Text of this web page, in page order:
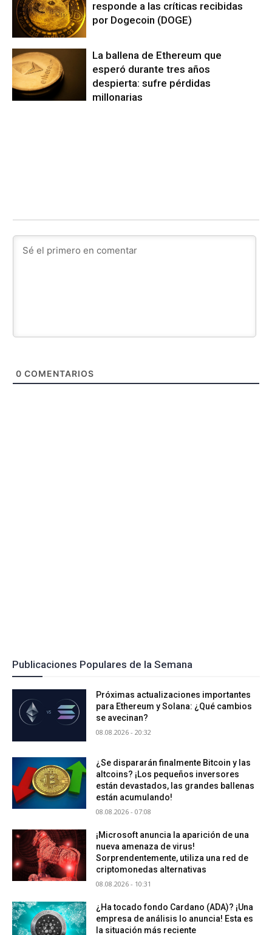
responde a las críticas recibidas
por Dogecoin (DOGE)
La ballena de Ethereum que
esperó durante tres años
despierta: sufre pérdidas
millonarias
0 COMENTARIOS
Publicaciones Populares de la Semana
Próximas actualizaciones importantes
para Ethereum y Solana: ¿Qué cambios
se avecinan?
08.08.2026 - 20:32
¿Se dispararán finalmente Bitcoin y las
altcoins? ¡Los pequeños inversores
están devastados, las grandes ballenas
están acumulando!
08.08.2026 - 07:08
¡Microsoft anuncia la aparición de una
nueva amenaza de virus!
Sorprendentemente, utiliza una red de
criptomonedas alternativas
08.08.2026 - 10:31
¿Ha tocado fondo Cardano (ADA)? ¡Una
empresa de análisis lo anuncia! Esta es
la situación más reciente